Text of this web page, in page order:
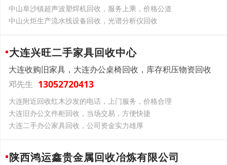
中山阜沙镇超声波塑焊机回收，服务上乘，价格公道
中山火炬生产流水线设备回收，光谱分析仪回收
大连兴旺二手家具回收中心
大连收购旧家具，大连办公桌椅回收，库存积压物资回收
邓先生 13052720413
大连附近回收红木沙发的电话，上门服务，价格合理
大连旧办公文件柜回收，当场交易，方便快捷
大连二手办公家具回收，公司资金实力雄厚
陕西鸿运鑫贵金属回收冶炼有限公司